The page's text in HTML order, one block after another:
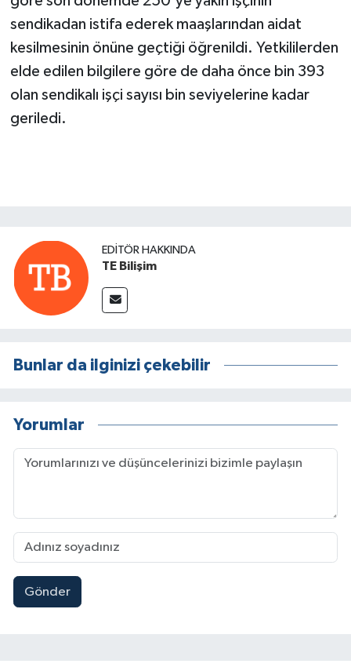
sendikadan istifa ederek maaşlarından aidat
kesilmesinin önüne geçtiği öğrenildi. Yetkililerden
elde edilen bilgilere göre de daha önce bin 393
olan sendikalı işçi sayısı bin seviyelerine kadar
geriledi.
EDITÖR HAKKINDA
TE Bilişim
Bunlar da ilginizi çekebilir
Yorumlar
Gönder